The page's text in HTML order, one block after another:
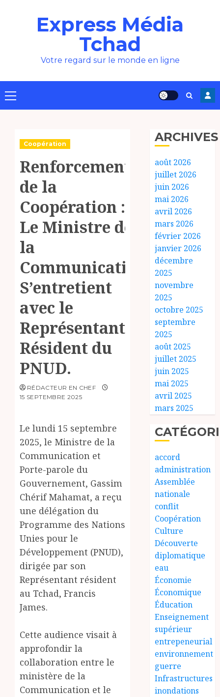
Express Média
Tchad
Votre regard sur le monde en ligne
Menu
principal
Coopération
Renforcement
de la
Coopération :
Le Ministre de
la
Communication
S’entretient
avec le
Représentant
Résident du
PNUD.
RÉDACTEUR EN CHEF
15 SEPTEMBRE 2025
Le lundi 15 septembre
2025, le Ministre de la
Communication et
Porte-parole du
Gouvernement, Gassim
Chérif Mahamat, a reçu
une délégation du
Programme des Nations
Unies pour le
Développement (PNUD),
dirigée par son
Représentant résident
au Tchad, Francis
James.
Cette audience visait à
approfondir la
collaboration entre le
ministère de la
Communication et le
ARCHIVES
août 2026
juillet 2026
juin 2026
mai 2026
avril 2026
mars 2026
février 2026
janvier 2026
décembre
2025
novembre
2025
octobre 2025
septembre
2025
août 2025
juillet 2025
juin 2025
mai 2025
avril 2025
mars 2025
accord
administration
Assemblée
nationale
conflit
Coopération
Culture
Découverte
diplomatique
eau
Économie
Économique
Éducation
Enseignement
supérieur
entrepeneurial
environnement
guerre
Infrastructures
inondations